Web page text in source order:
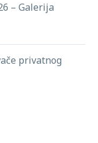
– Galerija
privatnog